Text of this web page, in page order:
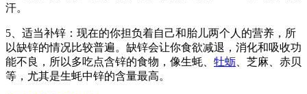
汗。
5、适当补锌：现在的你担负着自己和胎儿两个人的营养，所
以缺锌的情况比较普遍。缺锌会让你食欲减退，消化和吸收功
能不良，所以多吃点含锌的食物，像生蚝、 牡蛎 、芝麻、赤贝
等，尤其是生蚝中锌的含量最高。